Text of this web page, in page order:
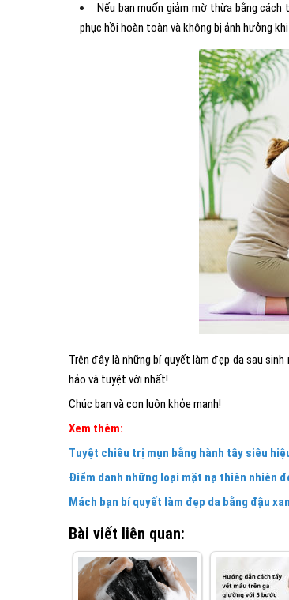
Nếu bạn muốn giảm mờ thừa bằng
phục hồi hoàn toàn và không bị ảnh hưởng
Trên đây là những bí quyết làm đẹp da sau
hảo và tuyệt vời nhất!
Chúc bạn và con luôn khỏe mạnh!
Xem thêm:
Tuyệt chiêu trị mụn bằng hành tây siêu
Điểm danh những loại mặt nạ thiên nhiên
Mách bạn bí quyết làm đẹp da bằng đậu
Bài viết liên quan: